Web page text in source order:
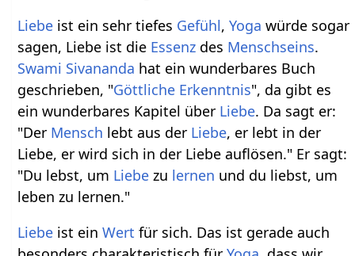
Liebe ist ein sehr tiefes Gefühl,Yoga würde sogar
sagen, Liebe ist die Essenz des Menschseins.
Swami Sivananda hat ein wunderbares Buch
geschrieben, "Göttliche Erkenntnis", da gibt es
ein wunderbares Kapitel über Liebe. Da sagt er:
"Der Mensch lebt aus der Liebe, er lebt in der
Liebe, er wird sich in der Liebe auflösen." Er sagt:
"Du lebst, um Liebe zu lernen und du liebst, um
leben zu lernen."
Liebe ist einWert für sich. Das ist gerade auch